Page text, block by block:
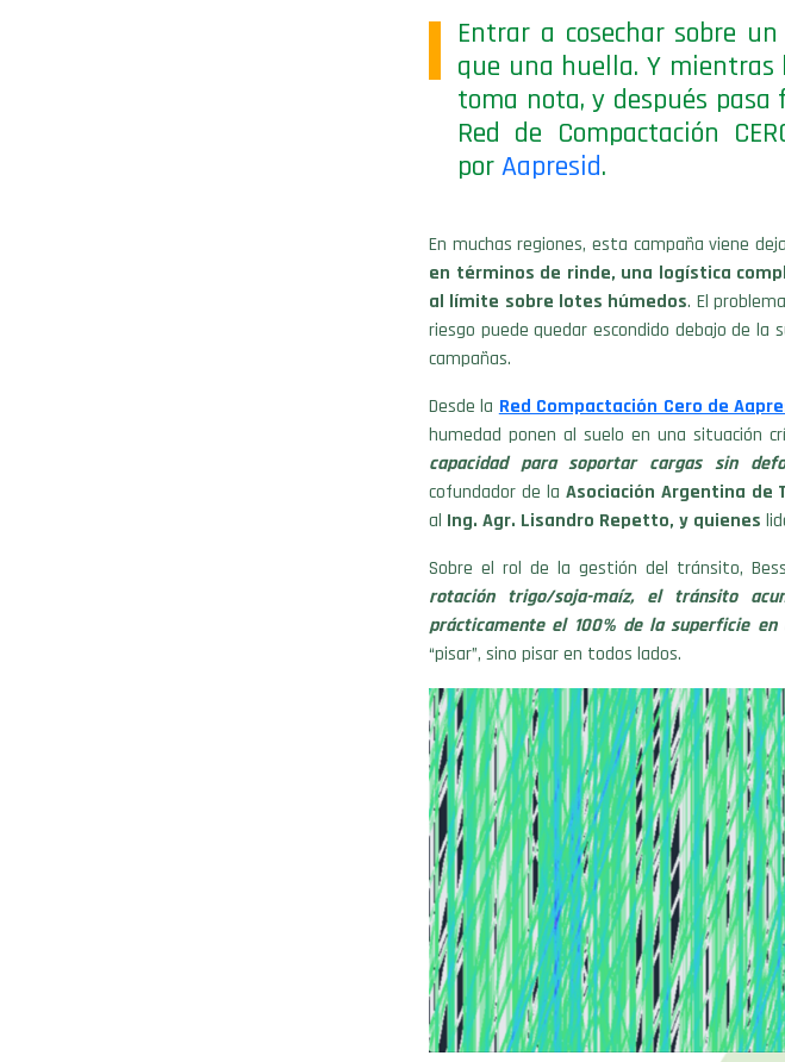
Entrar a cosechar sobre
que una huella. Y mientras
toma nota, y después pasa
Red de Compactación
por Aapresid.
En muchas regiones, esta campaña viene
en términos de rinde, una logística
al límite sobre lotes húmedos. El
riesgo puede quedar escondido debajo de
campañas.
Desde la Red Compactación Cero de
humedad ponen al suelo en una situación
capacidad para soportar cargas sin
cofundador de la Asociación Argentina de
al Ing. Agr. Lisandro Repetto, y quienes
Sobre el rol de la gestión del tránsito,
rotación trigo/soja-maíz, el tránsito
prácticamente el 100% de la superficie en
“pisar”, sino pisar en todos lados.